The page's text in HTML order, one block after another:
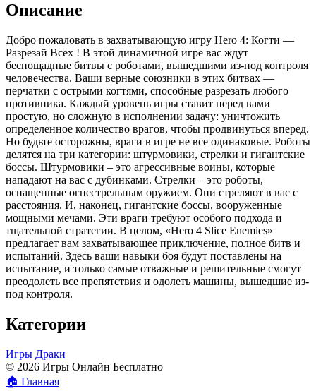
Описание
Добро пожаловать в захватывающую игру Hero 4: Когти —
Разрезай Всех ! В этой динамичной игре вас ждут
беспощадные битвы с роботами, вышедшими из-под контроля
человечества. Ваши верные союзники в этих битвах —
перчатки с острыми когтями, способные разрезать любого
противника. Каждый уровень игры ставит перед вами
простую, но сложную в исполнении задачу: уничтожить
определенное количество врагов, чтобы продвинуться вперед.
Но будьте осторожны, враги в игре не все одинаковые. Роботы
делятся на три категории: штурмовики, стрелки и гигантские
боссы. Штурмовики – это агрессивные воины, которые
нападают на вас с дубинками. Стрелки – это роботы,
оснащенные огнестрельным оружием. Они стреляют в вас с
расстояния. И, наконец, гигантские боссы, вооруженные
мощными мечами. Эти враги требуют особого подхода и
тщательной стратегии. В целом, «Hero 4 Slice Enemies»
предлагает вам захватывающее приключение, полное битв и
испытаний. Здесь ваши навыки боя будут поставлены на
испытание, и только самые отважные и решительные смогут
преодолеть все препятствия и одолеть машины, вышедшие из-
под контроля.
Категории
Игры Драки
© 2026 Игры Онлайн Бесплатно
🏠 Главная